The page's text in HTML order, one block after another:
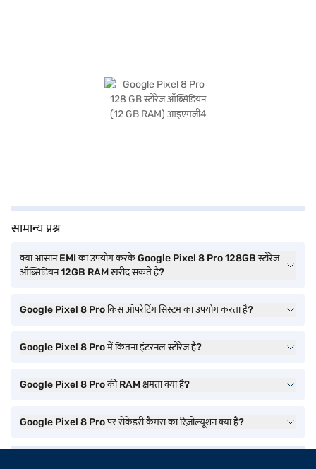
सामान्य प्रश्न
क्या आसान EMI का उपयोग करके Google Pixel 8 Pro 128GB स्टोरेज
ऑब्सिडियन 12GB RAM खरीद सकते हैं?
Google Pixel 8 Pro किस ऑपरेटिंग सिस्टम का उपयोग करता है?
Google Pixel 8 Pro में कितना इंटरनल स्टोरेज है?
Google Pixel 8 Pro की RAM क्षमता क्या है?
Google Pixel 8 Pro पर सेकेंडरी कैमरा का रिज़ोल्यूशन क्या है?